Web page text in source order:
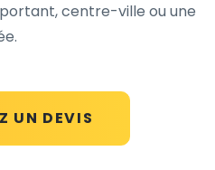
UN DEVIS
centre-ville ou une